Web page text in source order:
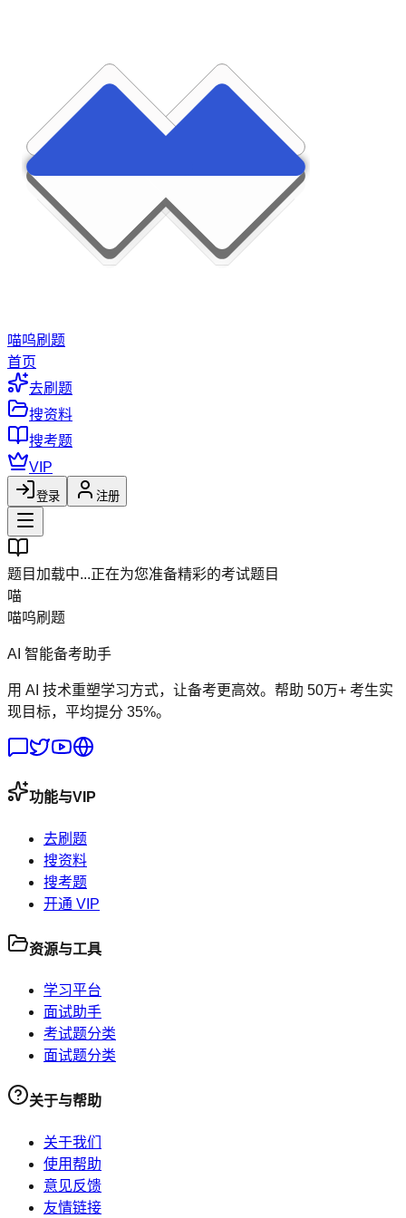
喵呜刷题
首页
去刷题
搜资料
搜考题
VIP
登录 注册
题目加载中...正在为您准备精彩的考试题目
喵
喵呜刷题
AI 智能备考助手
用 AI 技术重塑学习方式，让备考更高效。帮助 50万+ 考生实
现目标，平均提分 35%。
功能与VIP
去刷题
搜资料
搜考题
开通 VIP
资源与工具
学习平台
面试助手
考试题分类
面试题分类
关于与帮助
关于我们
使用帮助
意见反馈
友情链接